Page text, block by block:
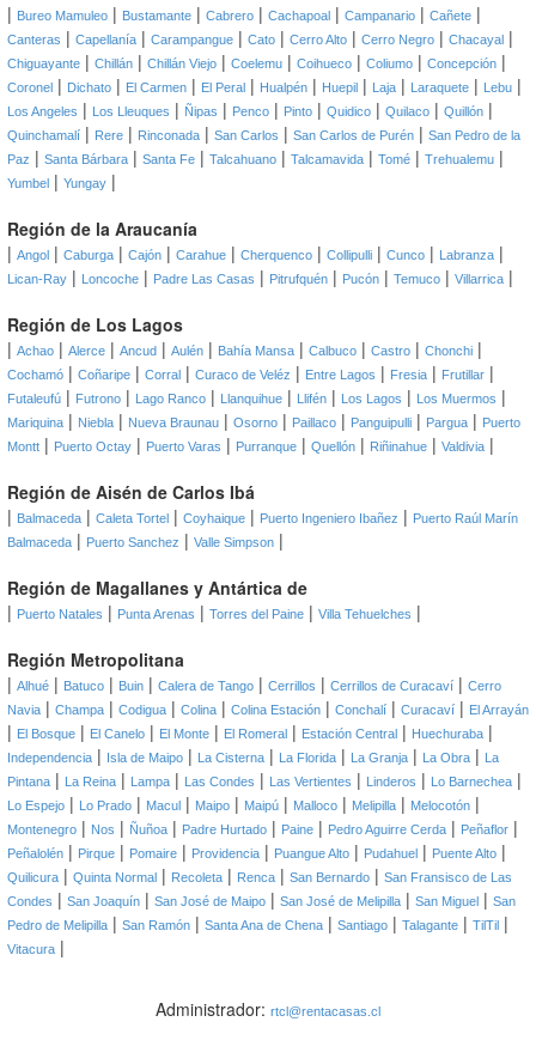
| Bureo Mamuleo | Bustamante | Cabrero | Cachapoal | Campanario | Cañete |
Canteras | Capellanía | Carampangue | Cato | Cerro Alto | Cerro Negro | Chacayal |
Chiguayante | Chillán | Chillán Viejo | Coelemu | Coihueco | Coliumo | Concepción |
Coronel | Dichato | El Carmen | El Peral | Hualpén | Huepil | Laja | Laraquete | Lebu |
Los Angeles | Los Lleuques | Ñipas | Penco | Pinto | Quidico | Quilaco | Quillón |
Quinchamalí | Rere | Rinconada | San Carlos | San Carlos de Purén | San Pedro de la
Paz | Santa Bárbara | Santa Fe | Talcahuano | Talcamavida | Tomé | Trehualemu |
Yumbel | Yungay |
Región de la Araucanía
| Angol | Caburga | Cajón | Carahue | Cherquenco | Collipulli | Cunco | Labranza |
Lican-Ray | Loncoche | Padre Las Casas | Pitrufquén | Pucón | Temuco | Villarrica |
Región de Los Lagos
| Achao | Alerce | Ancud | Aulén | Bahía Mansa | Calbuco | Castro | Chonchi |
Cochamó | Coñaripe | Corral | Curaco de Veléz | Entre Lagos | Fresia | Frutillar |
Futaleufú | Futrono | Lago Ranco | Llanquihue | Llifén | Los Lagos | Los Muermos |
Mariquina | Niebla | Nueva Braunau | Osorno | Paillaco | Panguipulli | Pargua | Puerto
Montt | Puerto Octay | Puerto Varas | Purranque | Quellón | Riñinahue | Valdivia |
Región de Aisén de Carlos Ibá
| Balmaceda | Caleta Tortel | Coyhaique | Puerto Ingeniero Ibañez | Puerto Raúl Marín
Balmaceda | Puerto Sanchez | Valle Simpson |
Región de Magallanes y Antártica de
| Puerto Natales | Punta Arenas | Torres del Paine | Villa Tehuelches |
Región Metropolitana
| Alhué | Batuco | Buin | Calera de Tango | Cerrillos | Cerrillos de Curacaví | Cerro
Navia | Champa | Codigua | Colina | Colina Estación | Conchalí | Curacaví | El Arrayán
| El Bosque | El Canelo | El Monte | El Romeral | Estación Central | Huechuraba |
Independencia | Isla de Maipo | La Cisterna | La Florida | La Granja | La Obra |
La
Pintana | La Reina | Lampa | Las Condes | Las Vertientes | Linderos | Lo Barnechea |
Lo Espejo | Lo Prado | Macul | Maipo | Maipú | Malloco | Melipilla | Melocotón |
Montenegro | Nos | Ñuñoa | Padre Hurtado | Paine | Pedro Aguirre Cerda | Peñaflor |
Peñalolén | Pirque | Pomaire | Providencia | Puangue Alto | Pudahuel | Puente Alto |
Quilicura | Quinta Normal | Recoleta | Renca | San Bernardo | San Fransisco de Las
Condes | San Joaquín | San José de Maipo | San José de Melipilla | San Miguel | San
Pedro de Melipilla | San Ramón | Santa Ana de Chena | Santiago | Talagante | TilTil |
Vitacura |
Administrador: rtcl@rentacasas.cl